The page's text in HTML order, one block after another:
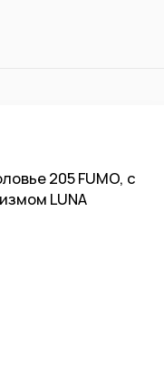
205 FUMO, с
LUNA